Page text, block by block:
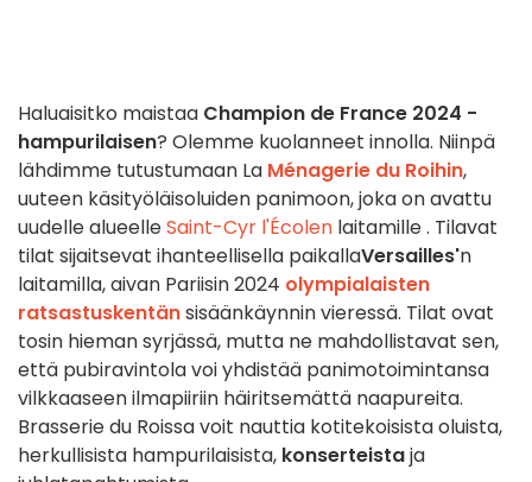
Haluaisitko maistaa Champion de France 2024 -
hampurilaisen? Olemme kuolanneet innolla. Niinpä
lähdimme tutustumaan La Ménagerie du Roihin,
uuteen käsityöläisoluiden panimoon, joka on avattu
uudelle alueelleSaint-Cyr l'Écolen laitamille . Tilavat
tilat sijaitsevat ihanteellisella paikallaVersailles'n
laitamilla, aivan Pariisin 2024 olympialaisten
ratsastuskentänsisäänkäynnin vieressä. Tilat ovat
tosin hieman syrjässä, mutta ne mahdollistavat sen,
että pubiravintola voi yhdistää panimotoimintansa
vilkkaaseen ilmapiiriin häiritsemättä naapureita.
Brasserie du Roissa voit nauttia kotitekoisista oluista,
herkullisista hampurilaisista, konserteistaja